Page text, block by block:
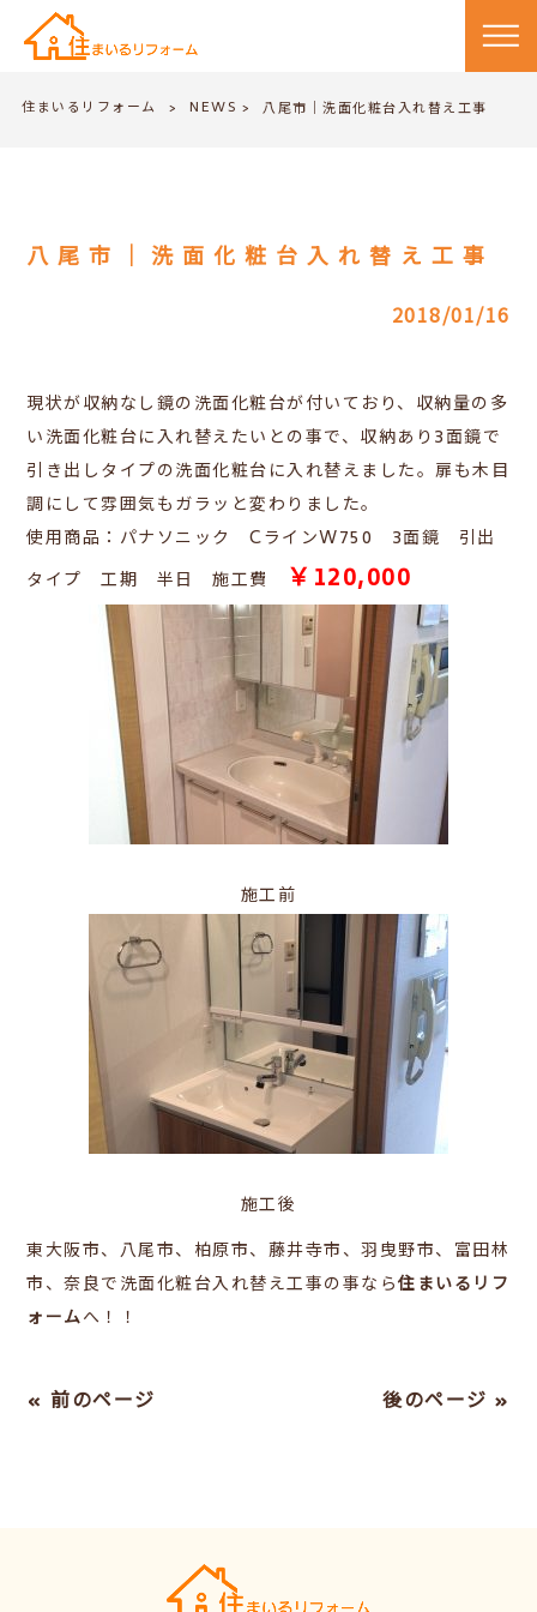
住まいるリフォーム > NEWS > 八尾市｜洗面化粧台入れ替え工事
八尾市｜洗面化粧台入れ替え工事
2018/01/16
現状が収納なし鏡の洗面化粧台が付いており、収納量の多
い洗面化粧台に入れ替えたいとの事で、収納あり3面鏡で
引き出しタイプの洗面化粧台に入れ替えました。扉も木目
調にして雰囲気もガラッと変わりました。
使用商品：パナソニック CラインW750 3面鏡 引出
タイプ 工期 半日 施工費
￥120,000
施工前
施工後
東大阪市、八尾市、柏原市、藤井寺市、羽曳野市、富田林
市、奈良で洗面化粧台入れ替え工事の事なら住まいるリフ
ォームへ！！
« 前のページ 後のページ »